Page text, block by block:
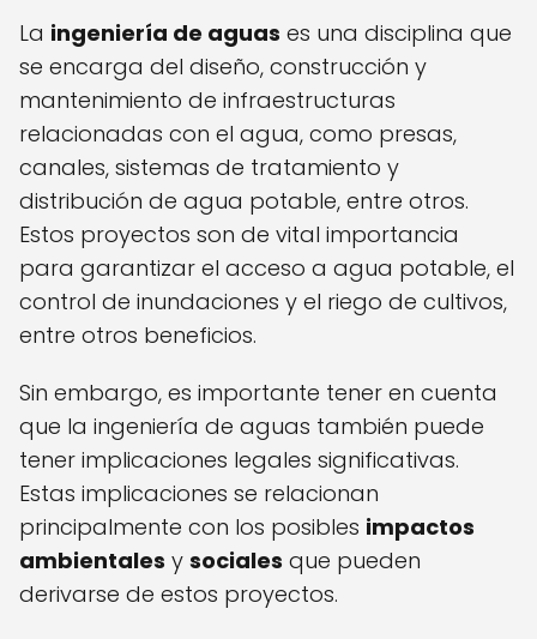
La ingeniería de aguas es una disciplina que
se encarga del diseño, construcción y
mantenimiento de infraestructuras
relacionadas con el agua, como presas,
canales, sistemas de tratamiento y
distribución de agua potable, entre otros.
Estos proyectos son de vital importancia
para garantizar el acceso a agua potable, el
control de inundaciones y el riego de cultivos,
entre otros beneficios.
Sin embargo, es importante tener en cuenta
que la ingeniería de aguas también puede
tener implicaciones legales significativas.
Estas implicaciones se relacionan
principalmente con los posibles impactos
ambientales y sociales que pueden
derivarse de estos proyectos.